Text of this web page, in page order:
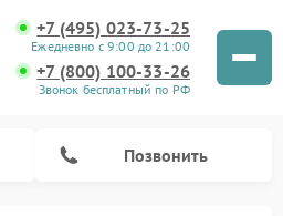
+7 (495) 023-73-25
Ежедневно с 9:00 до 21:00
+7 (800) 100-33-26
Звонок бесплатный по РФ
Позвонить